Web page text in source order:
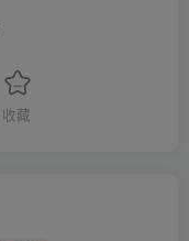
收藏